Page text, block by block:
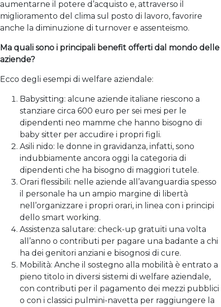
aumentarne il potere d’acquisto e, attraverso il
miglioramento del clima sul posto di lavoro, favorire
anche la diminuzione di turnover e assenteismo.
Ma quali sono i principali benefit offerti dal mondo delle
aziende?
Ecco degli esempi di welfare aziendale:
Babysitting: alcune aziende italiane riescono a
stanziare circa 600 euro per sei mesi per le
dipendenti neo mamme che hanno bisogno di
baby sitter per accudire i propri figli.
Asili nido: le donne in gravidanza, infatti, sono
indubbiamente ancora oggi la categoria di
dipendenti che ha bisogno di maggiori tutele.
Orari flessibili: nelle aziende all’avanguardia spesso
il personale ha un ampio margine di libertà
nell’organizzare i propri orari, in linea con i principi
dello smart working.
Assistenza salutare: check-up gratuiti una volta
all’anno o contributi per pagare una badante a chi
ha dei genitori anziani e bisognosi di cure.
Mobilità: Anche il sostegno alla mobilità è entrato a
pieno titolo in diversi sistemi di welfare aziendale,
con contributi per il pagamento dei mezzi pubblici
o con i classici pulmini-navetta per raggiungere la